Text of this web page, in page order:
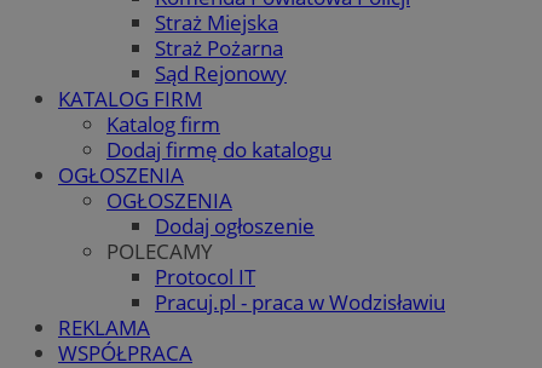
Straż Miejska
Straż Pożarna
Sąd Rejonowy
KATALOG FIRM
Katalog firm
Dodaj firmę do katalogu
OGŁOSZENIA
OGŁOSZENIA
Dodaj ogłoszenie
POLECAMY
Protocol IT
Pracuj.pl - praca w Wodzisławiu
REKLAMA
WSPÓŁPRACA